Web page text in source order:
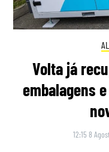
Volta já
embalagens
12:15 8